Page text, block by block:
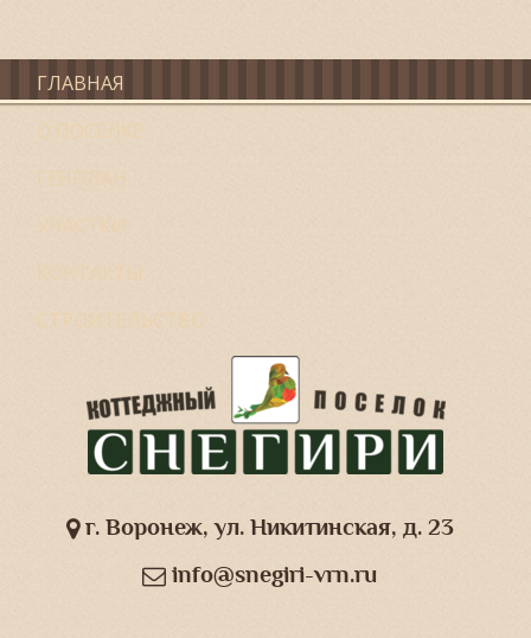
ГЛАВНАЯ
О ПОСЕЛКЕ
ГЕНПЛАН
УЧАСТКИ
КОНТАКТЫ
СТРОИТЕЛЬСТВО
г. Воронеж, ул. Никитинская, д. 23
info@snegiri-vrn.ru